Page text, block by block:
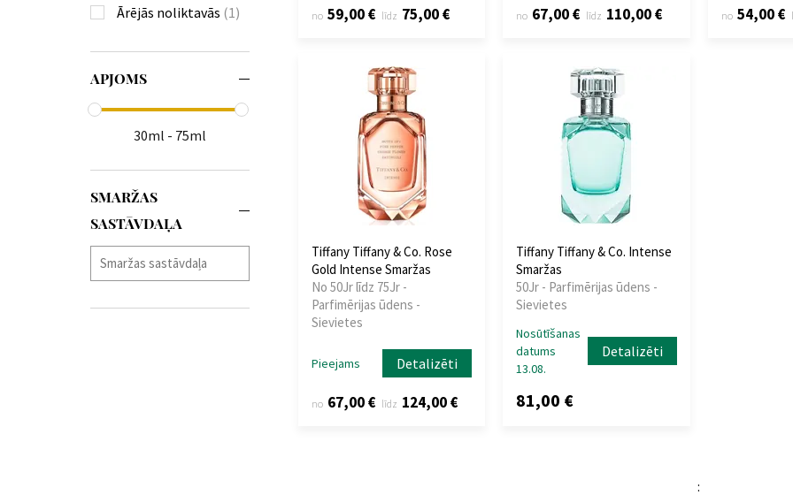
Ārējās noliktavās (1)
APJOMS
30ml - 75ml
SMARŽAS
SASTĀVDAĻA
no 59,00 € līdz 75,00 € no 67,00 € līdz 110,00 € no 54,00 €
Tiffany Tiffany & Co. Rose
Gold Intense Smaržas
No 50Jr līdz 75Jr -
Parfimērijas ūdens -
Sievietes
Pieejams Detalizēti
no 67,00 € līdz 124,00 €
Tiffany Tiffany & Co. Intense
Smaržas
50Jr - Parfimērijas ūdens -
Sievietes
Nosūtīšanas
datums
13.08.
Detalizēti
81,00 €
: